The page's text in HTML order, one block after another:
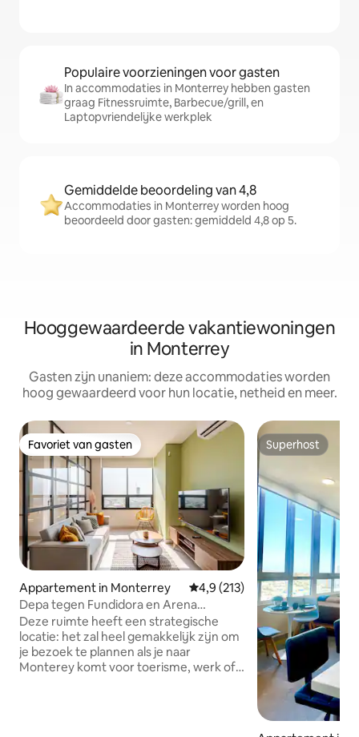
Populaire voorzieningen voor gasten
In accommodaties in Monterrey hebben gasten
graag Fitnessruimte, Barbecue/grill, en
Laptopvriendelijke werkplek
Gemiddelde beoordeling van 4,8
Accommodaties in Monterrey worden hoog
beoordeeld door gasten: gemiddeld 4,8 op 5.
Hooggewaardeerde vakantiewoningen
in Monterrey
Gasten zijn unaniem: deze accommodaties worden
hoog gewaardeerd voor hun locatie, netheid en meer.
Favoriet van gasten
Favoriet van gasten
Appartement in Monterrey Gemiddelde beoordeling van
4,9 (213)
Depa tegen Fundidora en Arena
Monterrey
Deze ruimte heeft een strategische
locatie: het zal heel gemakkelijk zijn om
je bezoek te plannen als je naar
Monterey komt voor toerisme, werk of
Superhost
Superhost